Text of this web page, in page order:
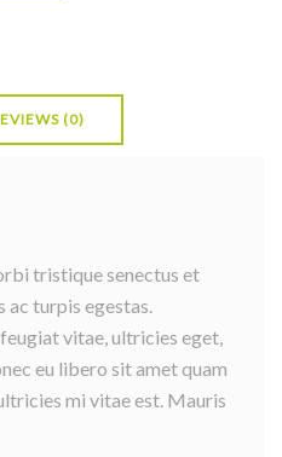
(0)
tristique senectus et
ac turpis egestas.
vitae, ultricies eget,
eu libero sit amet quam
mi vitae est. Mauris